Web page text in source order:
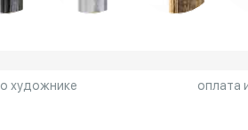
о художнике оплата